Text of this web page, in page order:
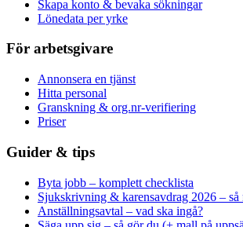
Skapa konto & bevaka sökningar
Lönedata per yrke
För arbetsgivare
Annonsera en tjänst
Hitta personal
Granskning & org.nr-verifiering
Priser
Guider & tips
Byta jobb – komplett checklista
Sjukskrivning & karensavdrag 2026 – så
Anställningsavtal – vad ska ingå?